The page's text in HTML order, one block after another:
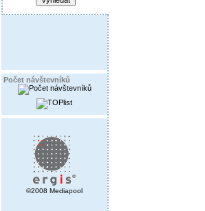
Počet návštevníků
©2008 Mediapool